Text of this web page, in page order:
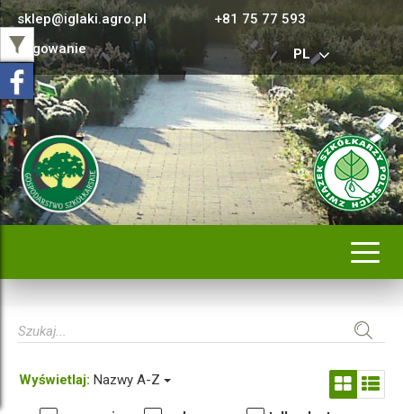
sklep@iglaki.agro.pl
+81 75 77 593
Logowanie
PL
Wyświetlaj: Nazwy A-Z